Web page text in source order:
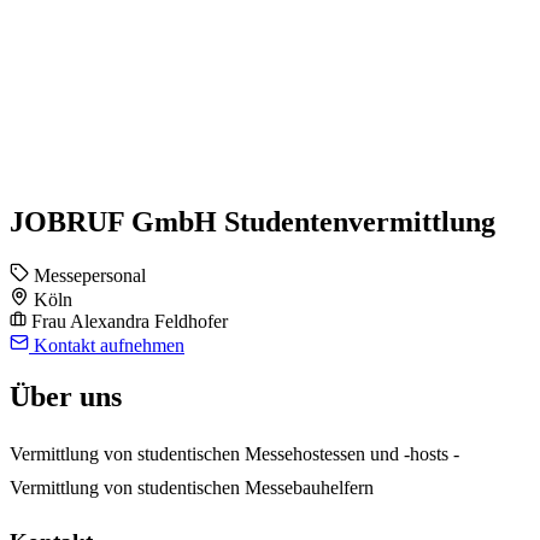
JOB­RUF GmbH Studentenvermittlung
Messepersonal
Köln
Frau Alexandra Feldhofer
Kontakt aufnehmen
Über uns
Vermittlung von studentischen Messehostessen und -hosts -
Vermittlung von studentischen Messebauhelfern